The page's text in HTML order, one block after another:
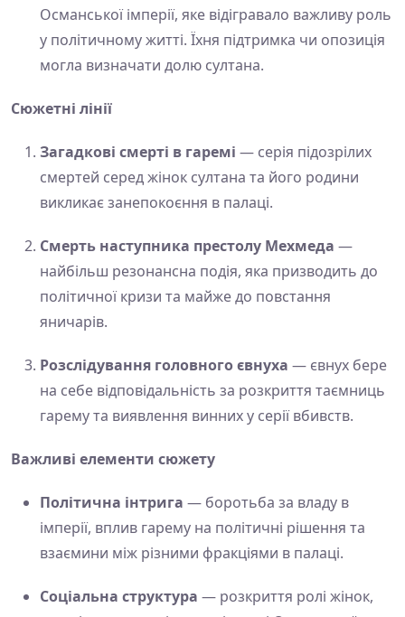
Османської імперії, яке відігравало важливу роль
у політичному житті. Їхня підтримка чи опозиція
могла визначати долю султана.
Сюжетні лінії
Загадкові смерті в гаремі — серія підозрілих
смертей серед жінок султана та його родини
викликає занепокоєння в палаці.
Смерть наступника престолу Мехмеда —
найбільш резонансна подія, яка призводить до
політичної кризи та майже до повстання
яничарів.
Розслідування головного євнуха — євнух бере
на себе відповідальність за розкриття таємниць
гарему та виявлення винних у серії вбивств.
Важливі елементи сюжету
Політична інтрига — боротьба за владу в
імперії, вплив гарему на політичні рішення та
взаємини між різними фракціями в палаці.
Соціальна структура — розкриття ролі жінок,